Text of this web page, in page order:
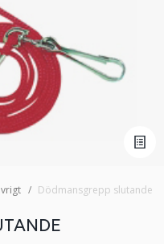
Dödmansgrepp slutande